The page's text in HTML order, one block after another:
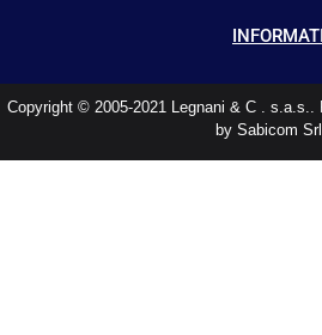
Copyright © 2005-2021 Legnani & C . s.a.s..
by Sabicom Srl